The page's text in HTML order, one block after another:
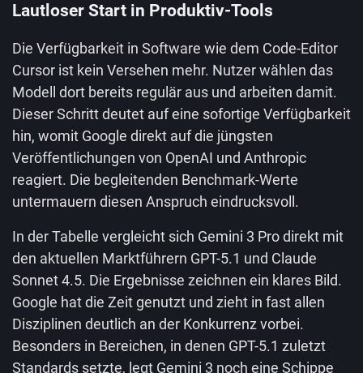
Lautloser Start in Produktiv-Tools
Die Verfügbarkeit in Software wie dem Code-Editor
Cursor ist kein Versehen mehr. Nutzer wählen das
Modell dort bereits regulär aus und arbeiten damit.
Dieser Schritt deutet auf eine sofortige Verfügbarkeit
hin, womit Google direkt auf die jüngsten
Veröffentlichungen von OpenAI und Anthropic
reagiert. Die begleitenden Benchmark-Werte
untermauern diesen Anspruch eindrucksvoll.
In der Tabelle vergleicht sich Gemini 3 Pro direkt mit
den aktuellen Marktführern GPT-5.1 und Claude
Sonnet 4.5. Die Ergebnisse zeichnen ein klares Bild.
Google hat die Zeit genutzt und zieht in fast allen
Disziplinen deutlich an der Konkurrenz vorbei.
Besonders in Bereichen, in denen GPT-5.1 zuletzt
Standards setzte, legt Gemini 3 noch eine Schippe